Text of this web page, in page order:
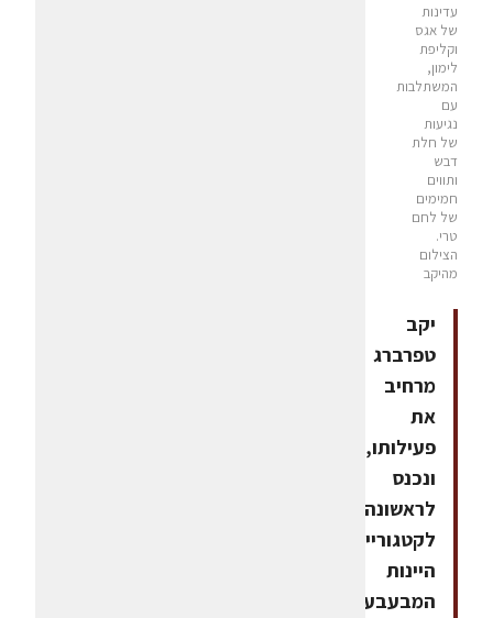
עדינות
של אגס
וקליפת
לימון,
המשתלבות
עם
נגיעות
של חלת
דבש
ותווים
חמימים
של לחם
טרי.
הצילום
מהיקב
יקב
טפרברג
מרחיב
את
פעילותו,
ונכנס
לראשונה
לקטגוריית
היינות
המבעבעים